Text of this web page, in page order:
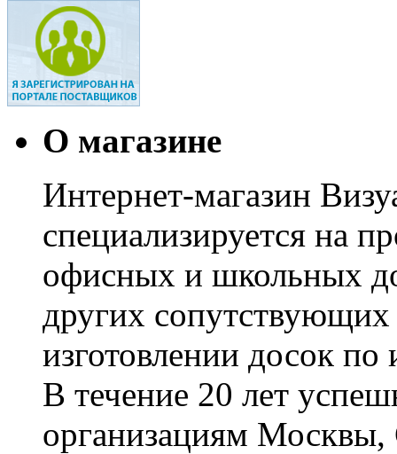
О магазине
Интернет-магазин
специализируется на
офисных и школьных
других сопутствующих
изготовлении досок по
В течение 20 лет
организациям Москвы,